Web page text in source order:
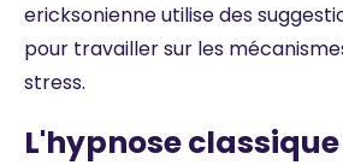
ericksonienne utilise des
pour travailler sur les
stress.
L'hypnose classique